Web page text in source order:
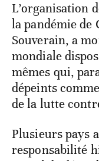
L’organisation
la pandémie de
Souverain, a
mondiale
mêmes qui,
dépeints
de la lutte
Plusieurs pays
responsabilité